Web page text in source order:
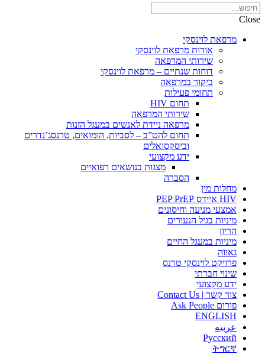
Close
מרפאת לוינסקי
אודות מרפאת לוינסקי
שירותי המרפאה
דוחות שנתיים – מרפאת לוינסקי
ביקור במרפאה
תחומי פעילות
תחום HIV
שירותי המרפאה
מרפאה ניידת לאנשים במעגל הזנות
תחום להט”ב – לסביות, הומואים, טרנסג’נדרים
וביסקסואלים
ידע מקצועי
מצגות בנושאים רפואיים
הסברה
מחלות מין
HIV איידס PEP PrEP
אמצעי מניעה וחיסונים
מיניות בגיל הנעורים
הריון
מיניות במעגל החיים
גאווה
פרויקט לוינסקי טרנס
שינוי חברתי
ידע מקצועי
צור קשר | Contact Us
פורום Ask People
ENGLISH
عربيه
Русский
ትግርኛ